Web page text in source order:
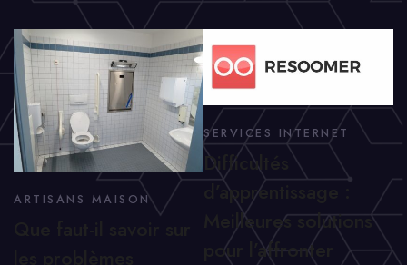
ARTISANS MAISON
SERVICES INTERNET
Difficultés
d’apprentissage :
Meilleures solutions
pour l’affronter